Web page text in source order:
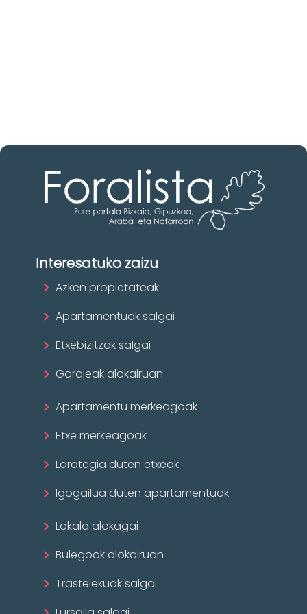
Interesatuko zaizu
Azken propietateak
Apartamentuak salgai
Etxebizitzak salgai
Garajeak alokairuan
Apartamentu merkeagoak
Etxe merkeagoak
Lorategia duten etxeak
Igogailua duten apartamentuak
Lokala alokagai
Bulegoak alokairuan
Trastelekuak salgai